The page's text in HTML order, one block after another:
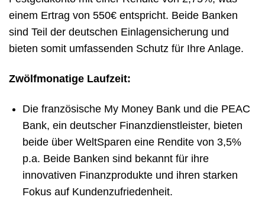
einem Ertrag von 550€ entspricht. Beide Banken
sind Teil der deutschen Einlagensicherung und
bieten somit umfassenden Schutz für Ihre Anlage.
Zwölfmonatige Laufzeit:
Die französische My Money Bank und die PEAC
Bank, ein deutscher Finanzdienstleister, bieten
beide über WeltSparen eine Rendite von 3,5%
p.a. Beide Banken sind bekannt für ihre
innovativen Finanzprodukte und ihren starken
Fokus auf Kundenzufriedenheit.